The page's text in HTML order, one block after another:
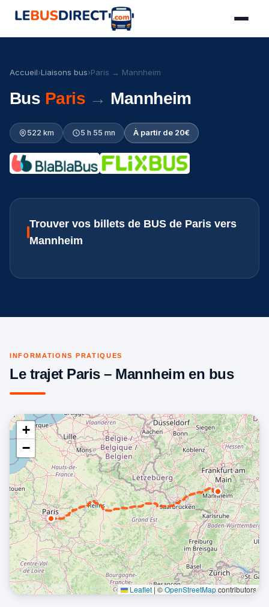
Accueil›Liaisons bus›Paris → Mannheim
Bus Paris → Mannheim
522 km 5 h 55 mn À partir de 20€
Trouver vos billets de BUS de Paris vers
Mannheim
INFORMATIONS PRATIQUES
Le trajet Paris – Mannheim en bus
+
−
Leaflet|©OpenStreetMapcontributors